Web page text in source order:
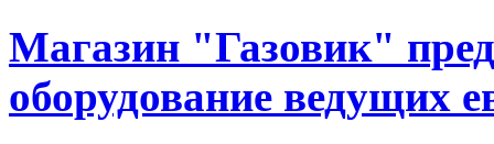
Магазин "Газовик"
оборудование ведущих